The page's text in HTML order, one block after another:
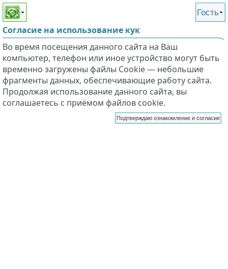
Этот сайт поддерживает
слабовидящих
Гость
Согласие на использование кук
Во время посещения данного сайта на Ваш
компьютер, телефон или иное устройство могут быть
временно загружены файлы Cookie — небольшие
фрагменты данных, обеспечивающие работу сайта.
Продолжая использование данного сайта, вы
соглашаетесь с приёмом файлов cookie.
Подтверждаю ознакомление и согласие